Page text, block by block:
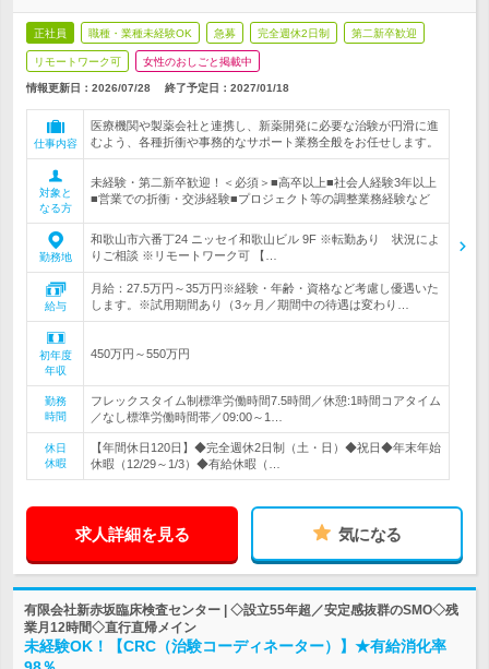
正社員 職種・業種未経験OK 急募 完全週休2日制 第二新卒歓迎
リモートワーク可 女性のおしごと掲載中
情報更新日：2026/07/28 終了予定日： 2027/01/18
仕事内容
医療機関や製薬会社と連携し、新薬開発に必要な治験が円滑に進
むよう、各種折衝や事務的なサポート業務全般をお任せします。
対象と
なる方
未経験・第二新卒歓迎！＜必須＞■高卒以上■社会人経験3年以上
■営業での折衝・交渉経験■プロジェクト等の調整業務経験など
勤務地
和歌山市六番丁24 ニッセイ和歌山ビル 9F ※転勤あり 状況によ
りご相談 ※リモートワーク可 【…
給与
月給：27.5万円～35万円※経験・年齢・資格など考慮し優遇いた
します。※試用期間あり（3ヶ月／期間中の待遇は変わり…
初年度
年収
450万円～550万円
勤務
時間
フレックスタイム制標準労働時間7.5時間／休憩:1時間コアタイム
／なし標準労働時間帯／09:00～1…
休日
休暇
【年間休日120日】◆完全週休2日制（土・日）◆祝日◆年末年始
休暇（12/29～1/3）◆有給休暇（…
求人詳細を見る 気になる
有限会社新赤坂臨床検査センター | ◇設立55年超／安定感抜群のSMO◇残
業月12時間◇直行直帰メイン
未経験OK！【CRC（治験コーディネーター）】★有給消化率